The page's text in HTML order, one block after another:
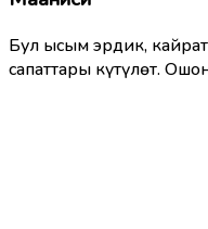
Бул ысым эрдик,
сапаттары күтүлөт.